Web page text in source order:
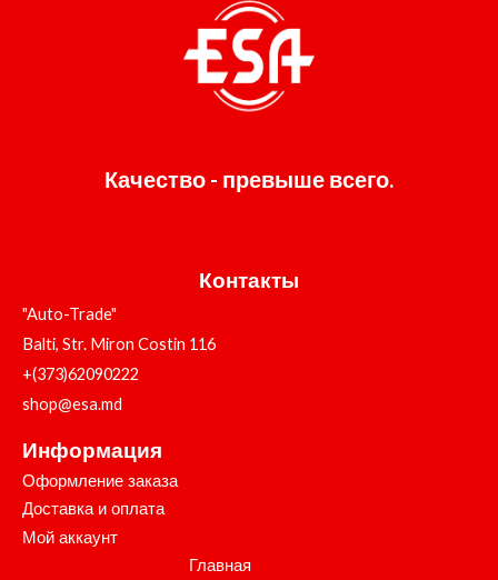
Качество - превыше всего.
Контакты
"Auto-Trade"
Balti, Str. Miron Costin 116
+(373)62090222
shop@esa.md
Информация
Оформление заказа
Доставка и оплата
Мой аккаунт
Главная